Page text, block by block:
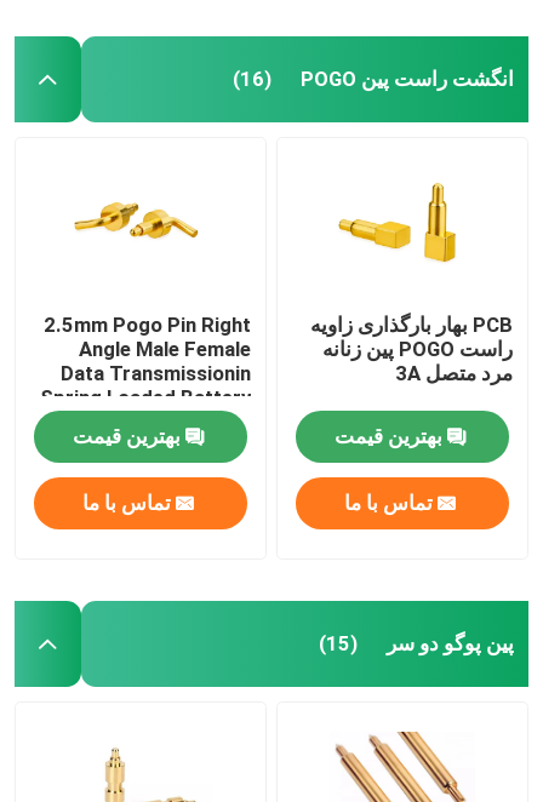
انگشت راست پین POGO (16)
PCB بهار بارگذاری زاویه
راست POGO پین زنانه
مرد متصل 3A
بهترین قیمت
تماس با ما
2.5mm Pogo Pin Right
Angle Male Female
Data Transmissionin
Spring Loaded Battery
Connector...............................
بهترین قیمت
تماس با ما
پین پوگو دو سر (15)